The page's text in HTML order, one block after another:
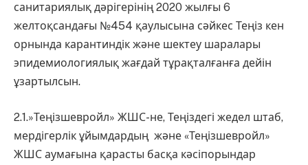
санитариялық дәрігерінің 2020 жылғы 6
желтоқсандағы №454 қаулысына сәйкес Теңіз кен
орнында карантиндік және шектеу шаралары
эпидемиологиялық жағдай тұрақталғанға дейін
ұзартылсын.
2.1.»Теңізшевройл» ЖШС-не, Теңіздегі жедел штаб,
мердігерлік ұйымдардың және «Теңізшевройл»
ЖШС аумағына қарасты басқа кәсіпорындар